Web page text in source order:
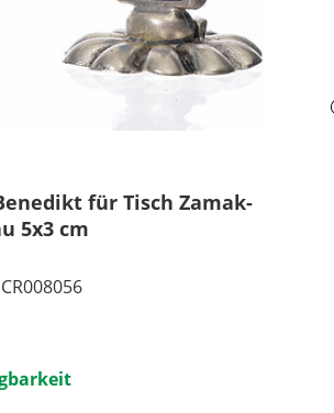
für Tisch Zamak-
5x3 cm
CR008056